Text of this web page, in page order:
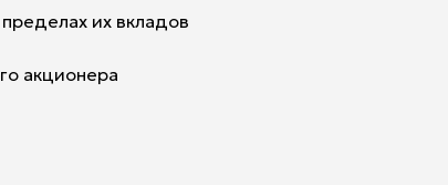
их вкладов
акционера